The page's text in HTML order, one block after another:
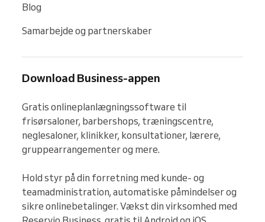
Blog
Samarbejde og partnerskaber
Download Business-appen
Gratis onlineplanlægningssoftware til
frisørsaloner, barbershops, træningscentre,
neglesaloner, klinikker, konsultationer, lærere,
gruppearrangementer og mere.
Hold styr på din forretning med kunde- og
teamadministration, automatiske påmindelser og
sikre onlinebetalinger. Vækst din virksomhed med